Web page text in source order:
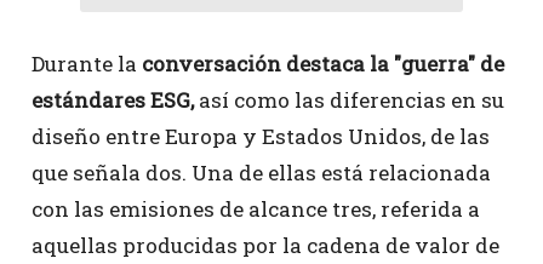
Durante la conversación destaca la "guerra" de
estándares ESG,así como las diferencias en su
diseño entre Europa y Estados Unidos, de las
que señala dos. Una de ellas está relacionada
con las emisiones de alcance tres, referida a
aquellas producidas por la cadena de valor de